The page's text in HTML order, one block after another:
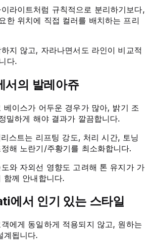
라이트처럼 규칙적으로 분리하기보다,
한 위치에 직접 컬러를 배치하는 프리
지 않고, 자라나면서도 라인이 비교적
다.
서의 발레아쥬
베이스가 어두운 경우가 많아, 밝기 조
밀하게 해야 결과가 깔끔합니다.
스트는 리프팅 강도, 처리 시간, 토닝
해 노란기/주황기를 최소화합니다.
와 자외선 영향도 고려해 톤 유지가 가
함께 안내합니다.
에서 인기 있는 스타일
에게 동일하게 적용되지 않고, 원하는
계됩니다.